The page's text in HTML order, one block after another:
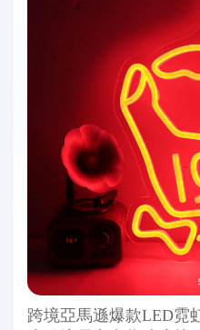
跨境亞馬遜爆款LED霓